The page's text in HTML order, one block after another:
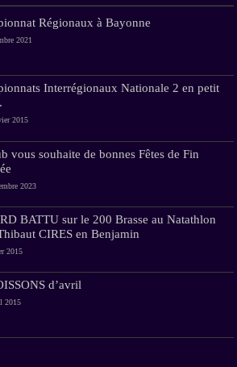
Régionaux à Bayonne
2021
Interrégionaux Nationale 2 en petit
2015
vous souhaite de bonnes Fêtes de Fin
2023
BATTU sur le 200 Brasse au Natathlon
CIRES en Benjamin
2015
d’avril
2015